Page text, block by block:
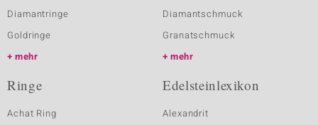
Diamantringe
Goldringe
mehr
Diamantschmuck
Granatschmuck
mehr
Ringe
Achat Ring
Edelsteinlexikon
Alexandrit